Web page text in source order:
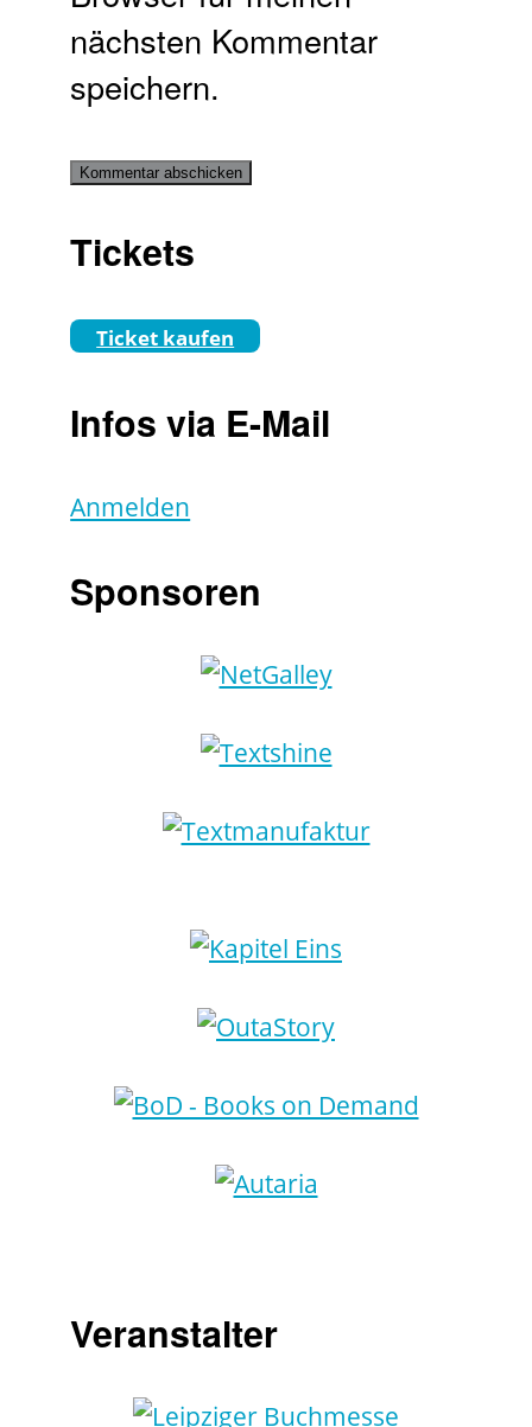
nächsten Kommentar
speichern.
Tickets
Ticket kaufen
Infos via E-Mail
Anmelden
Sponsoren
Veranstalter